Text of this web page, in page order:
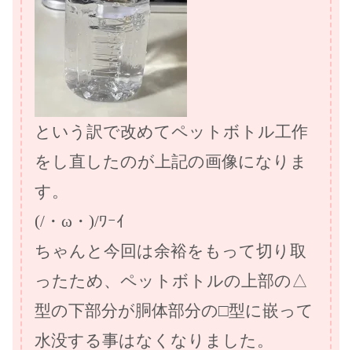
という訳で改めてペットボトル工作
をし直したのが上記の画像になりま
す。
(/・ω・)/ﾜｰｲ
ちゃんと今回は余裕をもって切り取
ったため、ペットボトルの上部の△
型の下部分が胴体部分の□型に嵌って
水没する事はなくなりました。